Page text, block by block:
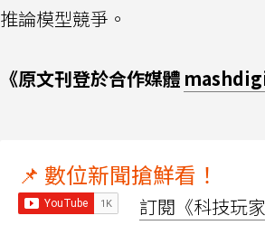
推論模型競爭。
《原文刊登於合作媒體
📌 數位新聞搶鮮看！
訂閱《科技玩